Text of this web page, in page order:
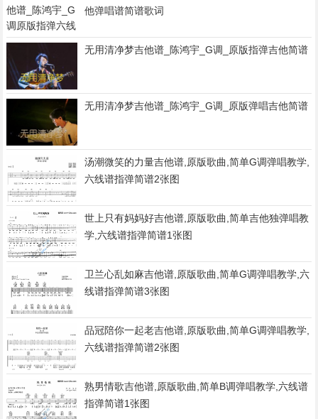
他弹唱谱简谱歌词
无用清净梦吉他谱_陈鸿宇_G调_原版指弹吉他简谱
无用清净梦吉他谱_陈鸿宇_G调_原版弹唱吉他简谱
汤潮微笑的力量吉他谱,原版歌曲,简单G调弹唱教学,
六线谱指弹简谱2张图
世上只有妈妈好吉他谱,原版歌曲,简单吉他独弹唱教
学,六线谱指弹简谱1张图
卫兰心乱如麻吉他谱,原版歌曲,简单G调弹唱教学,六
线谱指弹简谱3张图
品冠陪你一起老吉他谱,原版歌曲,简单G调弹唱教学,
六线谱指弹简谱2张图
熟男情歌吉他谱,原版歌曲,简单B调弹唱教学,六线谱
指弹简谱1张图